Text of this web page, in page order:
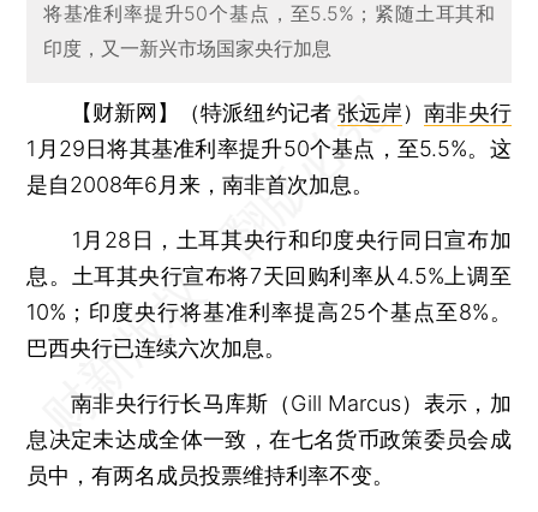
将基准利率提升50个基点，至5.5%；紧随土耳其和
印度，又一新兴市场国家央行加息
【财新网】（特派纽约记者 张远岸）南非央行
1月29日将其基准利率提升50个基点，至5.5%。这
是自2008年6月来，南非首次加息。
1月28日，土耳其央行和印度央行同日宣布加
息。土耳其央行宣布将7天回购利率从4.5%上调至
10%；印度央行将基准利率提高25个基点至8%。
巴西央行已连续六次加息。
南非央行行长马库斯（Gill Marcus）表示，加
息决定未达成全体一致，在七名货币政策委员会成
员中，有两名成员投票维持利率不变。